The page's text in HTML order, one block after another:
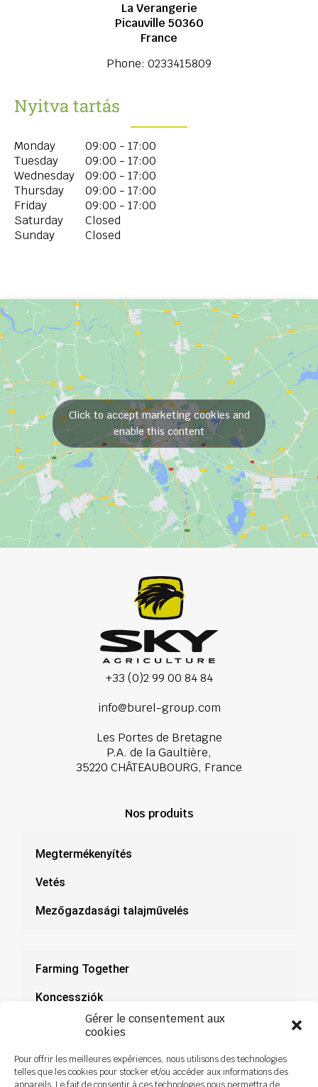
Gérer le consentement aux
cookies
Pour offrir les meilleures expériences, nous utilisons des technologies
telles que les cookies pour stocker et/ou accéder aux informations des
La Verangerie
Picauville 50360
France
Phone: 0233415809
Nyitva tartás
Monday
09:00 - 17:00
Tuesday
09:00 - 17:00
Wednesday
09:00 - 17:00
Thursday
09:00 - 17:00
Friday
09:00 - 17:00
Saturday
Closed
Sunday
Closed
Click to accept marketing cookies and
enable this content
+33 (0)2 99 00 84 84
info@burel-group.com
Les Portes de Bretagne
P.A. de la Gaultière,
35220 CHÂTEAUBOURG, France
Nos produits
Megtermékenyítés
Vetés
Mezőgazdasági talajművelés
Farming Together
Koncessziók
Dokumentáció
Hírek